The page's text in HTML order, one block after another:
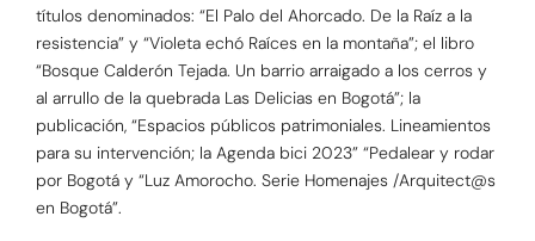
títulos denominados: “El Palo del Ahorcado. De la Raíz a la
resistencia” y “Violeta echó Raíces en la montaña”; el libro
“Bosque Calderón Tejada. Un barrio arraigado a los cerros y
al arrullo de la quebrada Las Delicias en Bogotá”; la
publicación, “Espacios públicos patrimoniales. Lineamientos
para su intervención; la Agenda bici 2023” “Pedalear y rodar
por Bogotá y “Luz Amorocho. Serie Homenajes /Arquitect@s
en Bogotá”.